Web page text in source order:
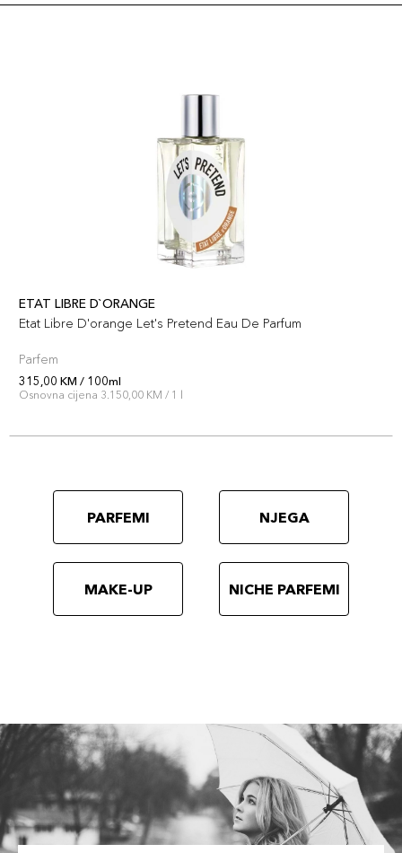
ETAT LIBRE D`ORANGE
Etat Libre D'orange Let's Pretend Eau De Parfum
Parfem
315,00 KM / 100ml
Osnovna cijena 3.150,00 KM / 1 l
PARFEMI NJEGA
MAKE-UP NICHE PARFEMI